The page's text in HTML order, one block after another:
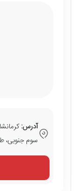
آدرس:
سوم جنوبی،